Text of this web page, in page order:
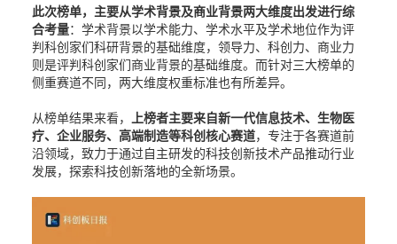
此次榜单，主要从学术背景及商业背景两大维度出发进行综
合考量：学术背景以学术能力、学术水平及学术地位作为评
判科创家们科研背景的基础维度，领导力、科创力、商业力
则是评判科创家们商业背景的基础维度。而针对三大榜单的
侧重赛道不同，两大维度权重标准也有所差异。
从榜单结果来看，
上榜者主要来自新一代信息技术、生物医
疗、企业服务、高端制造等科创核心赛道，专注于各赛道前
沿领域，致力于通过自主研发的科技创新技术产品推动行业
发展，探索科技创新落地的全新场景。